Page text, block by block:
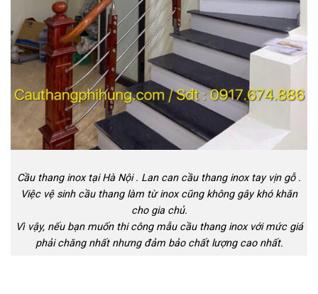
Cầu thang inox tại Hà Nội . Lan can cầu thang inox tay vịn gỗ .
Việc vệ sinh cầu thang làm từ inox cũng không gây khó khăn
cho gia chủ.
Vì vậy, nếu bạn muốn thi công mẫu cầu thang inox với mức giá
phải chăng nhất nhưng đảm bảo chất lượng cao nhất.